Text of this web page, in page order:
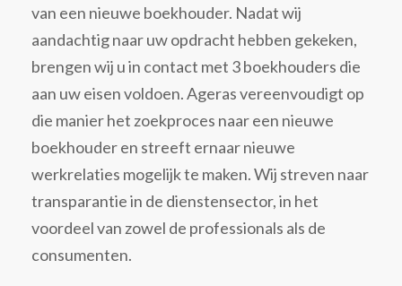
van een nieuwe boekhouder. Nadat wij
aandachtig naar uw opdracht hebben gekeken,
brengen wij u in contact met 3 boekhouders die
aan uw eisen voldoen. Ageras vereenvoudigt op
die manier het zoekproces naar een nieuwe
boekhouder en streeft ernaar nieuwe
werkrelaties mogelijk te maken. Wij streven naar
transparantie in de dienstensector, in het
voordeel van zowel de professionals als de
consumenten.